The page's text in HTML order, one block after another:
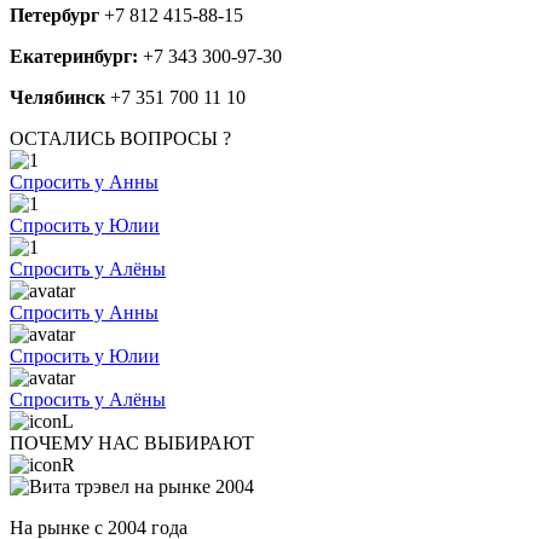
Петербург +7 812 415-88-15
Екатеринбург: +7 343 300-97-30
Челябинск +7 351 700 11 10
ОСТАЛИСЬ ВОПРОСЫ ?
Спросить у Анны
Спросить у Юлии
Спросить у Алёны
Спросить у Анны
Спросить у Юлии
Спросить у Алёны
ПОЧЕМУ НАС ВЫБИРАЮТ
На рынке с 2004 года